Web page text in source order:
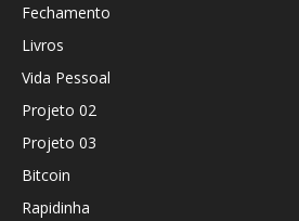
Fechamento
Livros
Vida Pessoal
Projeto 02
Projeto 03
Bitcoin
Rapidinha